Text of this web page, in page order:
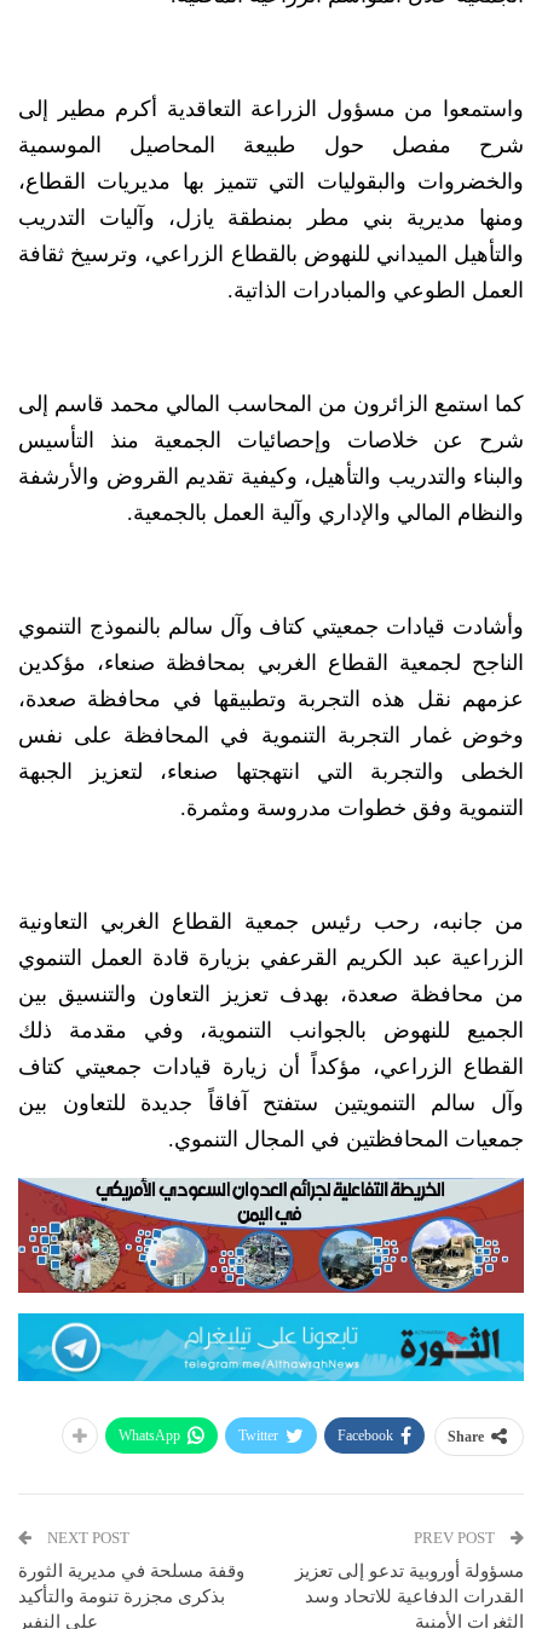
واستمعوا من مسؤول الزراعة التعاقدية أكرم مطير إلى
شرح مفصل حول طبيعة المحاصيل الموسمية
والخضروات والبقوليات التي تتميز بها مديريات القطاع،
ومنها مديرية بني مطر بمنطقة يازل، وآليات التدريب
والتأهيل الميداني للنهوض بالقطاع الزراعي، وترسيخ ثقافة
العمل الطوعي والمبادرات الذاتية.
كما استمع الزائرون من المحاسب المالي محمد قاسم إلى
شرح عن خلاصات وإحصائيات الجمعية منذ التأسيس
والبناء والتدريب والتأهيل، وكيفية تقديم القروض والأرشفة
والنظام المالي والإداري وآلية العمل بالجمعية.
وأشادت قيادات جمعيتي كتاف وآل سالم بالنموذج التنموي
الناجح لجمعية القطاع الغربي بمحافظة صنعاء، مؤكدين
عزمهم نقل هذه التجربة وتطبيقها في محافظة صعدة،
وخوض غمار التجربة التنموية في المحافظة على نفس
الخطى والتجربة التي انتهجتها صنعاء، لتعزيز الجبهة
التنموية وفق خطوات مدروسة ومثمرة.
من جانبه، رحب رئيس جمعية القطاع الغربي التعاونية
الزراعية عبد الكريم القرعفي بزيارة قادة العمل التنموي
من محافظة صعدة، بهدف تعزيز التعاون والتنسيق بين
الجميع للنهوض بالجوانب التنموية، وفي مقدمة ذلك
القطاع الزراعي، مؤكداً أن زيارة قيادات جمعيتي كتاف
وآل سالم التنمويتين ستفتح آفاقاً جديدة للتعاون بين
جمعيات المحافظتين في المجال التنموي.
Share
Facebook
Twitter
WhatsApp
مسؤولة أوروبية تدعو إلى تعزيز
القدرات الدفاعية للاتحاد وسد
الثغرات الأمنية
NEXT POST
وقفة مسلحة في مديرية الثورة
بذكرى مجزرة تنومة والتأكيد
على النفير